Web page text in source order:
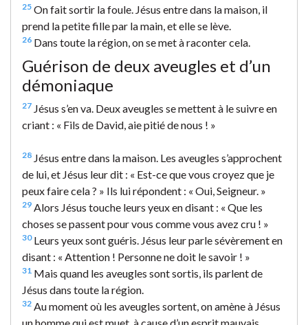
25 On fait sortir la foule. Jésus entre dans la maison, il
prend la petite fille par la main, et elle se lève.
26 Dans toute la région, on se met à raconter cela.
Guérison de deux aveugles et d’un
démoniaque
27 Jésus s’en va. Deux aveugles se mettent à le suivre en
criant : « Fils de David, aie pitié de nous ! »
28 Jésus entre dans la maison. Les aveugles s’approchent
de lui, et Jésus leur dit : « Est-ce que vous croyez que je
peux faire cela ? » Ils lui répondent : « Oui, Seigneur. »
29 Alors Jésus touche leurs yeux en disant : « Que les
choses se passent pour vous comme vous avez cru ! »
30Leurs yeux sont guéris. Jésus leur parle sévèrement en
disant : « Attention ! Personne ne doit le savoir ! »
31 Mais quand les aveugles sont sortis, ils parlent de
Jésus dans toute la région.
32 Au moment où les aveugles sortent, on amène à Jésus
un homme qui est muet, à cause d’un esprit mauvais.